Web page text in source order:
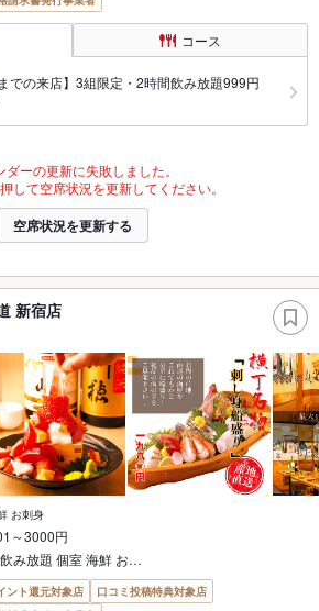
コース
での来店】3組限定・2時間飲み放題999円
ダーの更新に失敗しました。
して空席状況を更新してください。
空席状況を更新する
新宿店
お刺身
～3000円
み放題 個室 海鮮 お…
ント還元対象店
口コミ投稿特典対象店